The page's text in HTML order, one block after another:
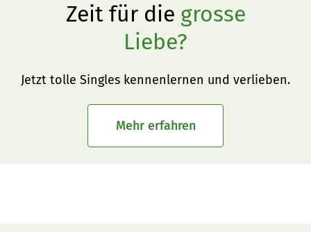
Zeit für die grosse
Liebe?
Jetzt tolle Singles kennenlernen und verlieben.
Mehr erfahren